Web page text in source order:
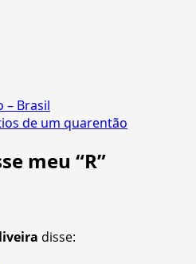
– Brasil
de um quarentão
meu “R”
disse: